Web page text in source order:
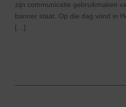
zijn communicatie gebruikmaken
banner staat. Op die dag vond in
[…]